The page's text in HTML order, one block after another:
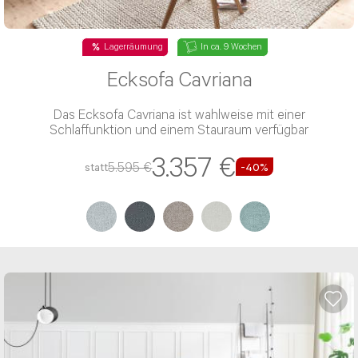
Vorname*
Nachname*
E-Mail Adresse*
Lagerräumung In ca. 9 Wochen
Ecksofa Cavriana
Das Ecksofa Cavriana ist wahlweise mit einer
Schlaffunktion und einem Stauraum verfügbar
statt5.595 €3.357 € -40%